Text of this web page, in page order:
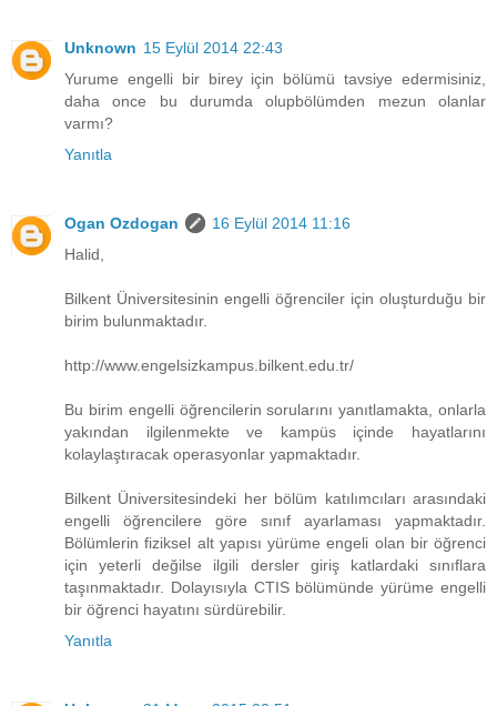
Unknown 15 Eylül 2014 22:43
Yurume engelli bir birey için bölümü tavsiye edermisiniz,
daha once bu durumda olupbölümden mezun olanlar
varmı?
Yanıtla
Ogan Ozdogan
16 Eylül 2014 11:16
Halid,
Bilkent Üniversitesinin engelli öğrenciler için oluşturduğu bir
birim bulunmaktadır.
http://www.engelsizkampus.bilkent.edu.tr/
Bu birim engelli öğrencilerin sorularını yanıtlamakta, onlarla
yakından ilgilenmekte ve kampüs içinde hayatlarını
kolaylaştıracak operasyonlar yapmaktadır.
Bilkent Üniversitesindeki her bölüm katılımcıları arasındaki
engelli öğrencilere göre sınıf ayarlaması yapmaktadır.
Bölümlerin fiziksel alt yapısı yürüme engeli olan bir öğrenci
için yeterli değilse ilgili dersler giriş katlardaki sınıflara
taşınmaktadır. Dolayısıyla CTIS bölümünde yürüme engelli
bir öğrenci hayatını sürdürebilir.
Yanıtla